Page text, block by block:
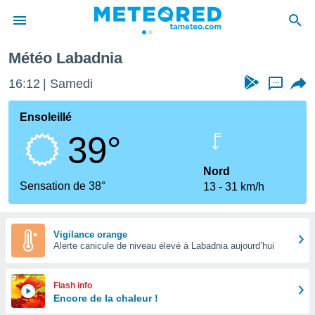
de
Météo Labadnia
16:12 Samedi ...
Ensoleillé
39°
Sensation de 38°
Nord
13
31 km/h
Vigilance orange
Alerte canicule de niveau élevé à Labadnia aujourd’hui
Flash info
Encore de la chaleur !